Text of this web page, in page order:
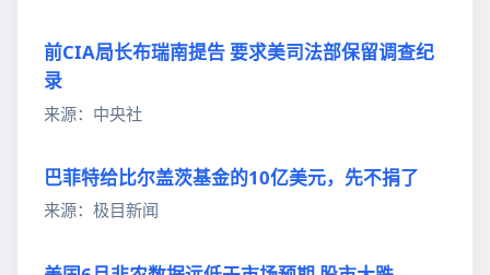
前CIA局长布瑞南提告 要求美司法部保留调查纪
录
来源：中央社
巴菲特给比尔盖茨基金的10亿美元，先不捐了
来源：极目新闻